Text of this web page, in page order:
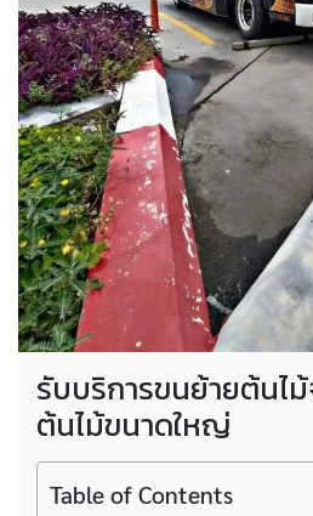
รับบริการขนย้ายต้นไ
ต้นไม้ขนาดใหญ่
Table of Contents